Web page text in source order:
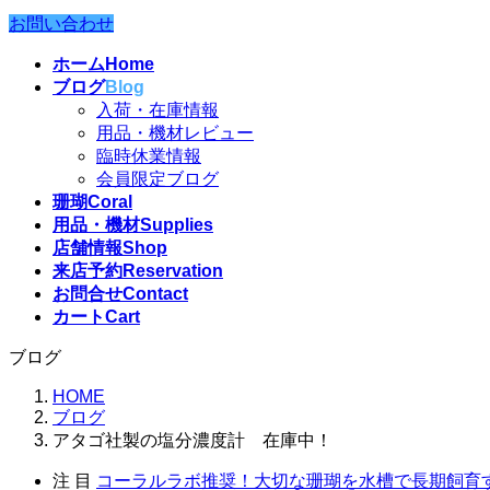
お問い合わせ
ホーム Home
ブログBlog
入荷・在庫情報
用品・機材レビュー
臨時休業情報
会員限定ブログ
珊瑚Coral
用品・機材Supplies
店舗情報Shop
来店予約Reservation
お問合せContact
カートCart
ブログ
HOME
ブログ
アタゴ社製の塩分濃度計 在庫中！
注 目 コーラルラボ推奨！大切な珊瑚を水槽で長期飼育